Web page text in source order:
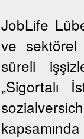
JobLife
ve
süreli
„Sigortalı